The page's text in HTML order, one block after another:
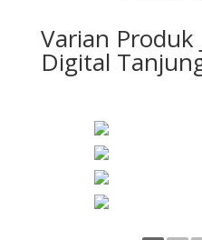
Varian Produk
Digital